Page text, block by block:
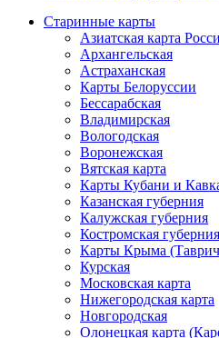
Старинные карты
Азиатская карта
Архангельская
Астраханская
Карты Белоруссии
Бессарабская
Владимирская
Вологодская
Воронежская
Вятская карта
Карты Кубани и
Казанская губерния
Калужская губерния
Костромская губерния
Карты Крыма
Курская
Московская карта
Нижегородская карта
Новгородская
Олонецкая карта